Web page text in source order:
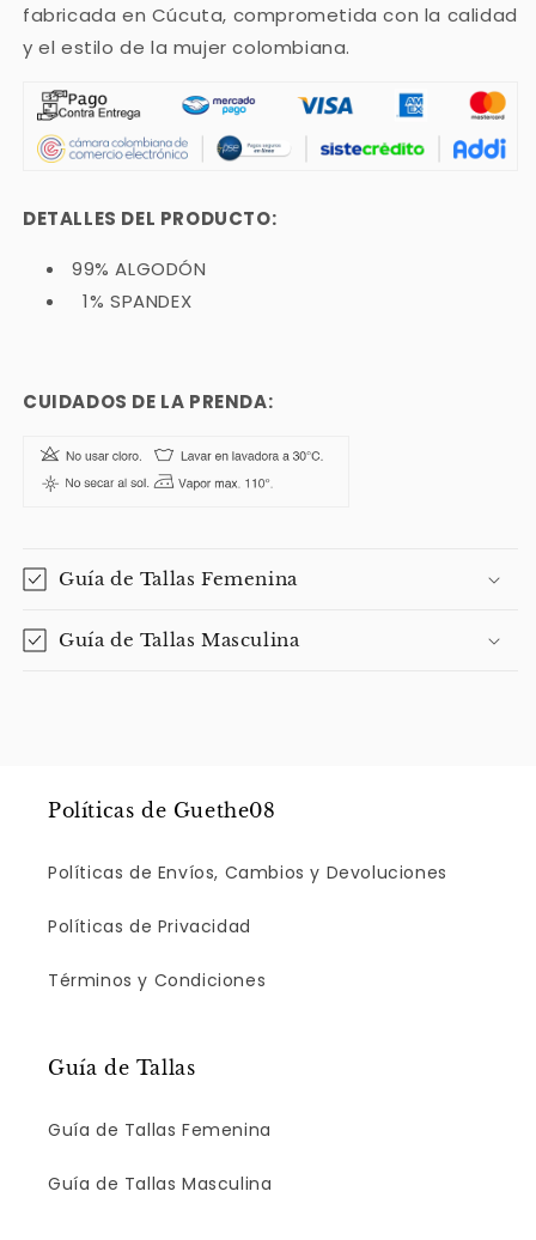
fabricada en Cúcuta, comprometida con la calidad
y el estilo de la mujer colombiana.
DETALLES DEL PRODUCTO:
99% ALGODÓN
1% SPANDEX
CUIDADOS DE LA PRENDA:
Guía de Tallas Femenina
Guía de Tallas Masculina
Políticas de Guethe08
Políticas de Envíos, Cambios y Devoluciones
Políticas de Privacidad
Términos y Condiciones
Guía de Tallas
Guía de Tallas Femenina
Guía de Tallas Masculina